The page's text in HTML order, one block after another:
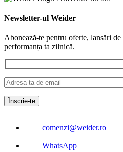
Newsletter-ul Weider
Abonează-te pentru oferte, lansări
performanța ta zilnică.
comenzi@weider.ro
WhatsApp